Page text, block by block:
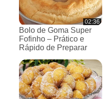
02:36
Bolo de Goma Super
Fofinho – Prático e
Rápido de Preparar